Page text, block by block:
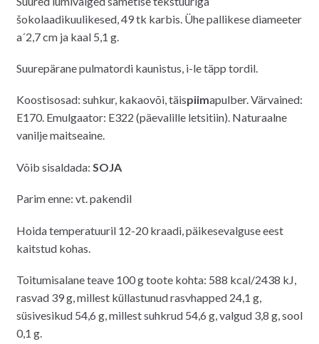
šokolaadikuulikesed, 49 tk karbis. Ühe pallikese diameeter
a´2,7 cm ja kaal 5,1 g.
Suurepärane pulmatordi kaunistus, i-le täpp tordil.
Koostisosad: suhkur, kakaovõi, täispiimapulber. Värvained:
E170. Emulgaator: E322 (päevalille letsitiin). Naturaalne
vanilje maitseaine.
Võib sisaldada: SOJA
Parim enne: vt. pakendil
Hoida temperatuuril 12-20 kraadi, päikesevalguse eest
kaitstud kohas.
Toitumisalane teave 100 g toote kohta: 588 kcal/2438 kJ,
rasvad 39 g, millest küllastunud rasvhapped 24,1 g,
süsivesikud 54,6 g, millest suhkrud 54,6 g, valgud 3,8 g, sool
0,1 g.